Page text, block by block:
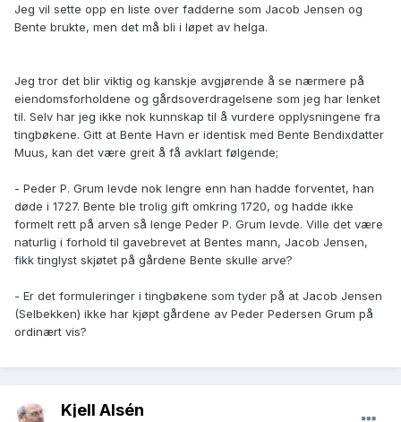
Jeg vil sette opp en liste over fadderne som Jacob Jensen og
Bente brukte, men det må bli i løpet av helga.
Jeg tror det blir viktig og kanskje avgjørende å se nærmere på
eiendomsforholdene og gårdsoverdragelsene som jeg har lenket
til. Selv har jeg ikke nok kunnskap til å vurdere opplysningene fra
tingbøkene. Gitt at Bente Havn er identisk med Bente Bendixdatter
Muus, kan det være greit å få avklart følgende;
- Peder P. Grum levde nok lengre enn han hadde forventet, han
døde i 1727. Bente ble trolig gift omkring 1720, og hadde ikke
formelt rett på arven så lenge Peder P. Grum levde. Ville det være
naturlig i forhold til gavebrevet at Bentes mann, Jacob Jensen,
fikk tinglyst skjøtet på gårdene Bente skulle arve?
- Er det formuleringer i tingbøkene som tyder på at Jacob Jensen
(Selbekken) ikke har kjøpt gårdene av Peder Pedersen Grum på
ordinært vis?
Kjell Alsén